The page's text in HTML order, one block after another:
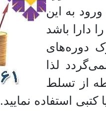
به این
دارا باشد
دوره‌های
لذا
از تسلط
استفاده نمایید.